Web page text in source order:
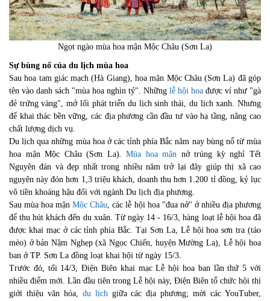
Ngọt ngào mùa hoa mận Mộc Châu (Sơn La)
Sự bùng nổ của du lịch mùa hoa
Sau hoa tam giác mạch (Hà Giang), hoa mận Mộc Châu (Sơn La) đã góp
tên vào danh sách "mùa hoa nghìn tỷ". Những lễ hội hoa được ví như "gà
đẻ trứng vàng", mở lối phát triển du lịch sinh thái, du lịch xanh. Nhưng
để khai thác bền vững, các địa phương cần đầu tư vào hạ tầng, nâng cao
chất lượng dịch vụ.
Du lịch qua những mùa hoa ở các tỉnh phía Bắc năm nay bùng nổ từ mùa
hoa mận Mộc Châu (Sơn La).Mùa hoa mận nở trúng kỳ nghỉ Tết
Nguyên đán và đẹp nhất trong nhiều năm trở lại đây giúp thị xã cao
nguyên này đón hơn 1,3 triệu khách, doanh thu hơn 1.200 tỉ đồng, kỷ lục
vô tiền khoáng hậu đối với ngành Du lịch địa phương.
Sau mùa hoa mậnMộc Châu, các lễ hội hoa "đua nở" ở nhiều địa phương
để thu hút khách đến du xuân. Từ ngày 14 - 16/3, hàng loạt lễ hội hoa đã
được khai mạc ở các tỉnh phía Bắc. Tại Sơn La, Lễ hội hoa sơn tra (táo
mèo) ở bản Nậm Nghẹp (xã Ngọc Chiến, huyện Mường La), Lễ hội hoa
ban ở TP. Sơn La đồng loạt khai hội từ ngày 15/3.
Trước đó, tối 14/3, Điện Biên khai mạc Lễ hội hoa ban lần thứ 5 với
nhiều điểm mới. Lần đầu tiên trong Lễ hội này, Điện Biên tổ chức hội thi
giới thiệu văn hóa, du lịchgiữa các địa phương; mời các YouTuber,